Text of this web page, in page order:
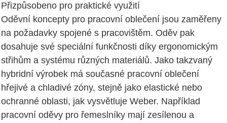
Přizpůsobeno pro praktické využití
Oděvní koncepty pro pracovní oblečení jsou zaměřeny
na požadavky spojené s pracovištěm. Oděv pak
dosahuje své speciální funkčnosti díky ergonomickým
střihům a systému různých materiálů. Jako takzvaný
hybridní výrobek má současné pracovní oblečení
hřejivé a chladivé zóny, stejně jako elastické nebo
ochranné oblasti, jak vysvětluje Weber. Například
pracovní oděvy pro řemeslníky mají zesílenou a